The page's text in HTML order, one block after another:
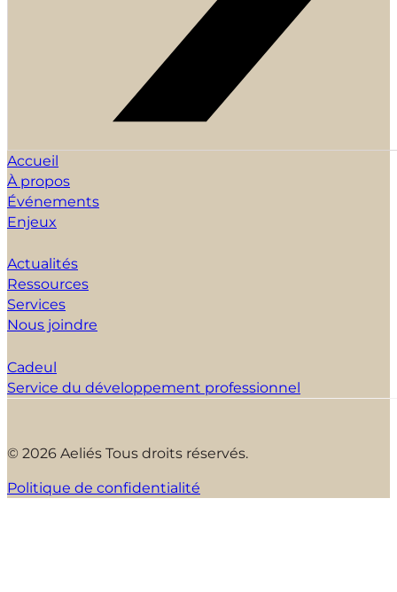
Accueil
À propos
Événements
Enjeux
Actualités
Ressources
Services
Nous joindre
Cadeul
Service du développement professionnel
© 2026 Aeliés Tous droits réservés.
Politique de confidentialité